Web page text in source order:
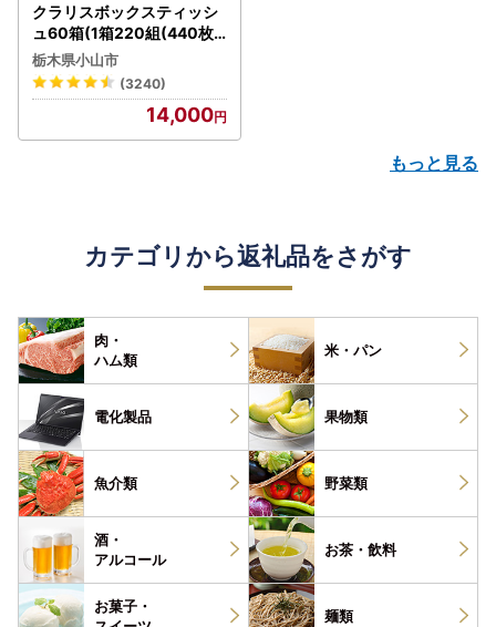
クラリスボックスティッシ
ュ60箱(1箱220組(440枚))
(5個入り×12セット)【配送
不可地域：離島・沖縄県】
【1256759】
栃木県小山市
(3240)
14,000
もっと見る
カテゴリから返礼品をさがす
肉・
ハム類
米・パン
電化製品 果物類
魚介類 野菜類
酒・
アルコール
お茶・ 飲料
お菓子・
麺類